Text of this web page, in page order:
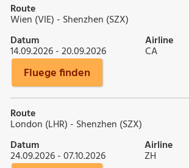
Route
Wien (VIE) - Shenzhen (SZX)
Datum
14.09.2026 - 20.09.2026
Airline
CA
Fluege finden
Route
London (LHR) - Shenzhen (SZX)
Datum
24.09.2026 - 07.10.2026
Airline
ZH